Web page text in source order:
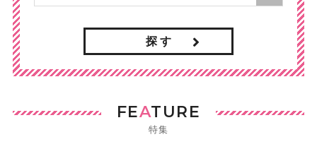
探 す
FEATURE
特集